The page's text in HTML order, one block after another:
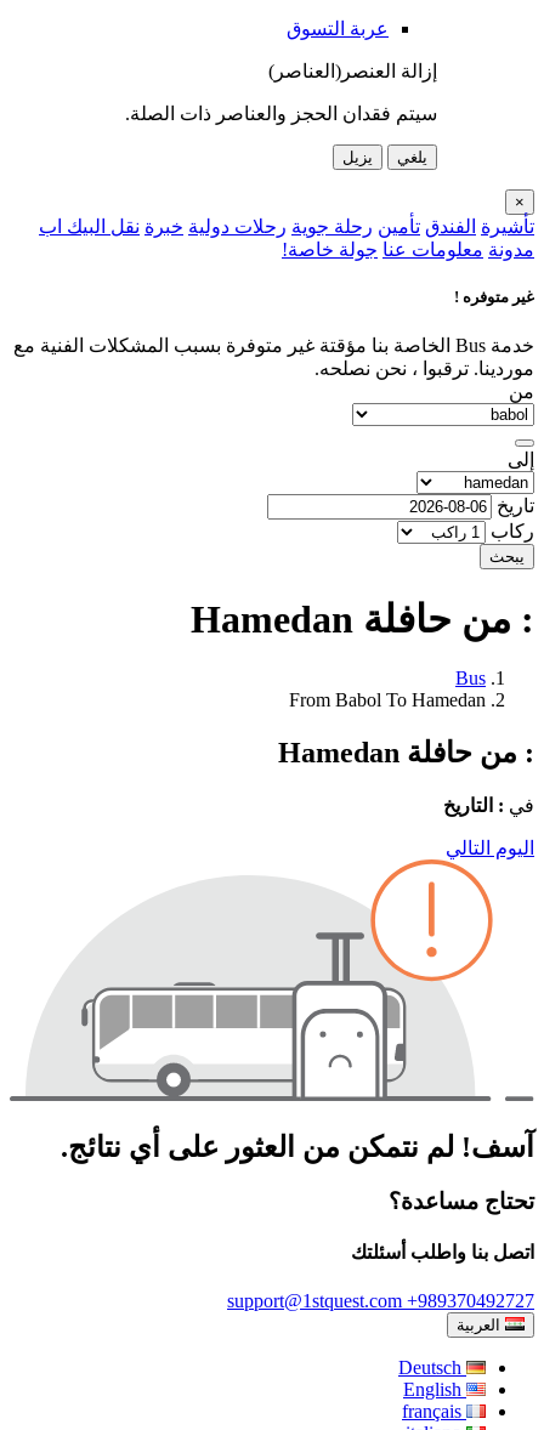
عربة التسوق
إزالة العنصر(العناصر)
سيتم فقدان الحجز والعناصر ذات الصلة.
يلغي يزيل
×
تأشيرة الفندق تأمين رحلة جوية رحلات دولية خبرة نقل البيك اب
مدونة معلومات عنا جولة خاصة!
غير متوفره !
خدمة Bus الخاصة بنا مؤقتة غير متوفرة بسبب المشكلات الفنية مع
موردينا. ترقبوا ، نحن نصلحه.
من
إلى
تاريخ
ركاب
يبحث
: من حافلة Hamedan
Bus
From Babol To Hamedan
: من حافلة Hamedan
في : التاريخ
اليوم التالي
آسف! لم نتمكن من العثور على أي نتائج.
تحتاج مساعدة؟
اتصل بنا واطلب أسئلتك
support@1stquest.com +989370492727
العربية